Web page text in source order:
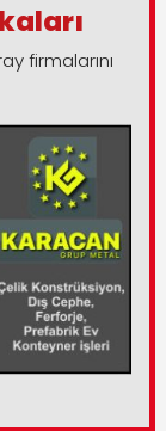
firmalarını